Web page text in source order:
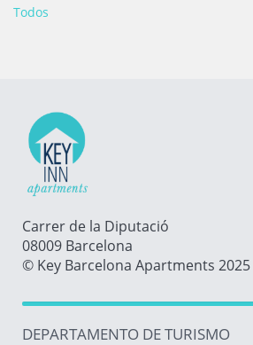
Todos
Carrer de la Diputació
08009 Barcelona
© Key Barcelona Apartments 2025
DEPARTAMENTO DE TURISMO